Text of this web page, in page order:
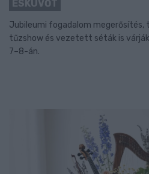
ESKÜVŐT
Jubileumi fogadalom megerősítés,
tűzshow és vezetett séták is
7–8-án.